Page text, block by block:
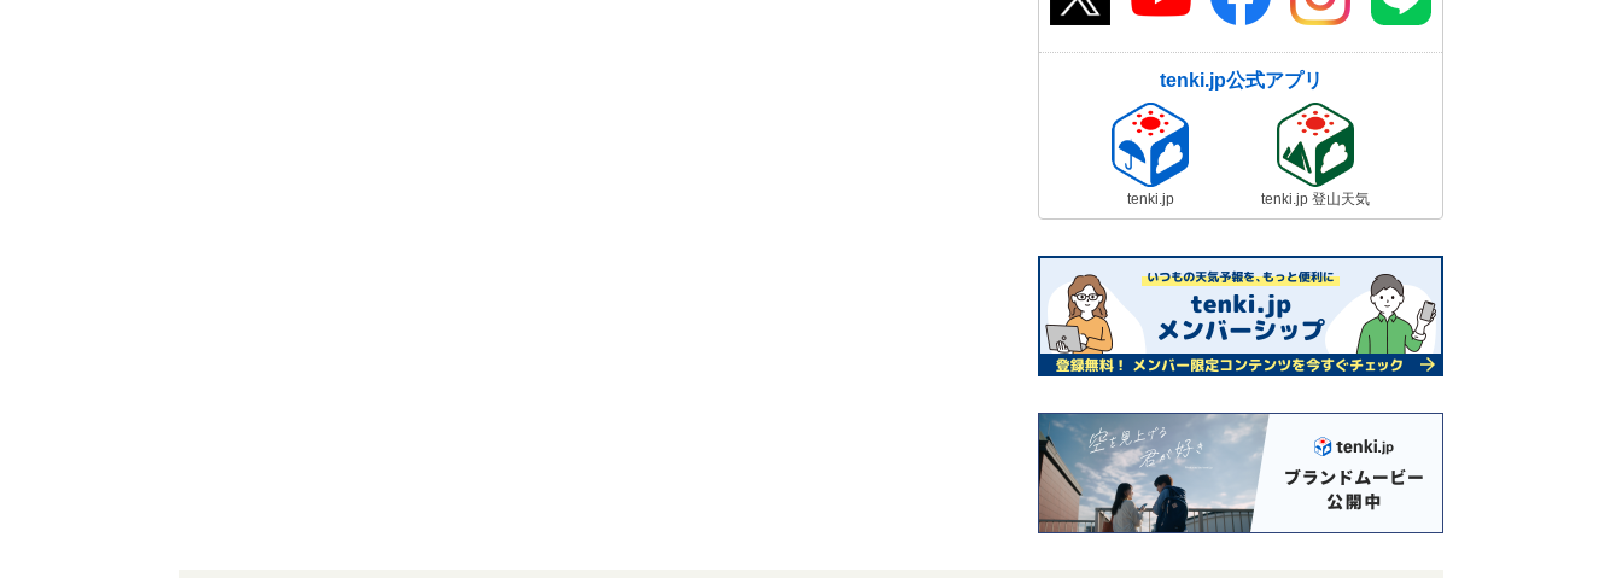
tenki.jp公式アプリ
tenki.jp tenki.jp 登山天気